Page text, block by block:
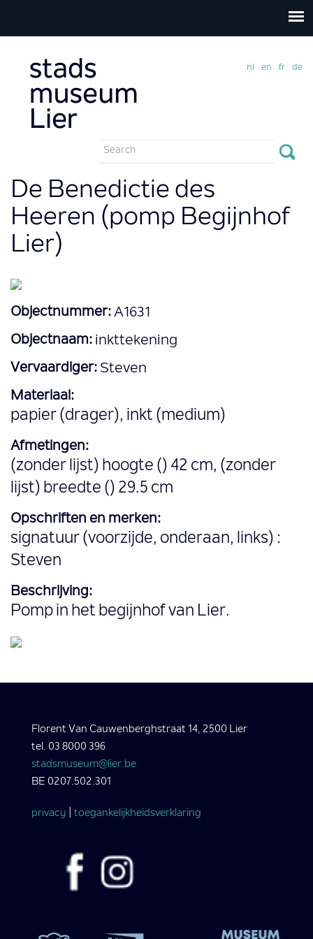
Search
form
nl en fr de
De Benedictie des
Heeren (pomp Begijnhof
Lier)
Objectnummer: A1631
Objectnaam: inkttekening
Vervaardiger: Steven
Materiaal:
papier (drager), inkt (medium)
Afmetingen:
(zonder lijst) hoogte () 42 cm, (zonder
lijst) breedte () 29.5 cm
Opschriften en merken:
signatuur (voorzijde, onderaan, links) :
Steven
Beschrijving:
Pomp in het begijnhof van Lier.
Florent Van Cauwenberghstraat 14, 2500 Lier
tel. 03 8000 396
stadsmuseum@lier.be
BE 0207.502.301
privacy toegankelijkheidsverklaring